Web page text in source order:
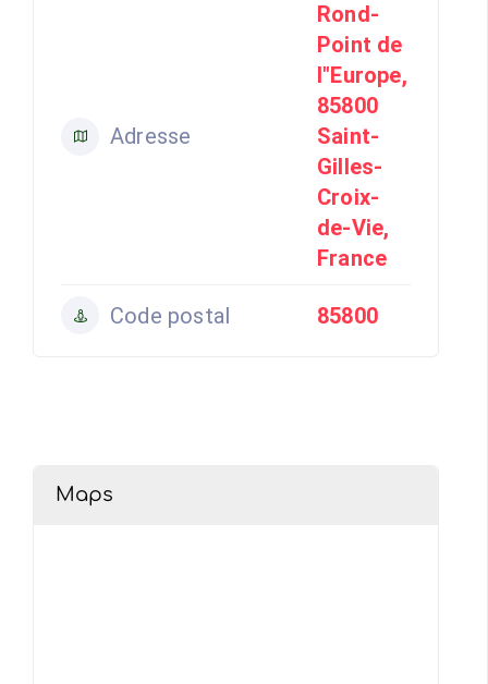
Adresse
Rond-
Point de
l"Europe,
85800
Saint-
Gilles-
Croix-
de-Vie,
France
Code postal 85800
Maps